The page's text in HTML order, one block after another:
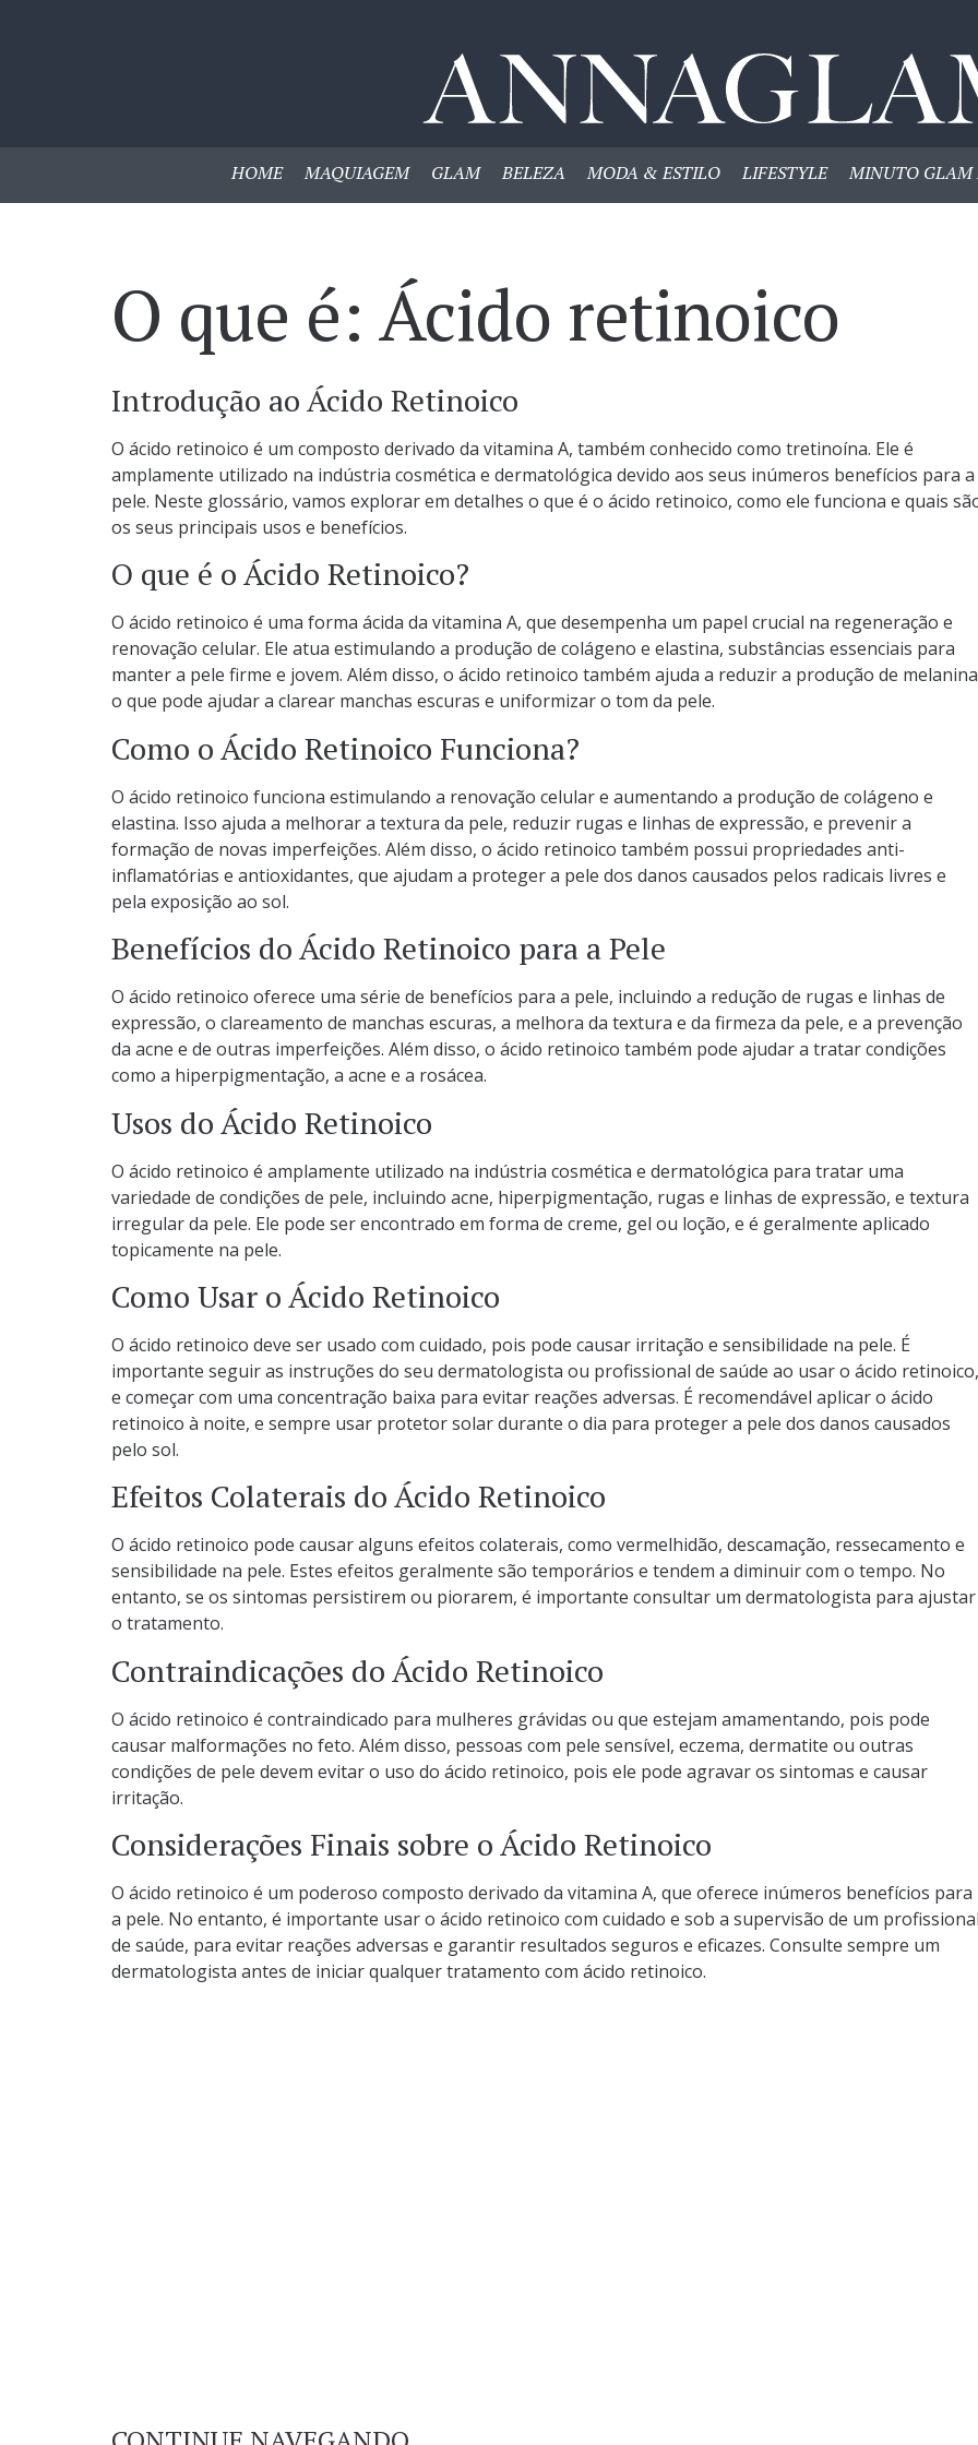
HOME MAQUIAGEM GLAM BELEZA MODA & ESTILO LIFESTYLE MINUTO GLAM
O que é: Ácido retinoico
Introdução ao Ácido Retinoico
O ácido retinoico é um composto derivado da vitamina A, também conhecido como tretinoína. Ele é
amplamente utilizado na indústria cosmética e dermatológica devido aos seus inúmeros benefícios para a
pele. Neste glossário, vamos explorar em detalhes o que é o ácido retinoico, como ele funciona e quais
os seus principais usos e benefícios.
O que é o Ácido Retinoico?
O ácido retinoico é uma forma ácida da vitamina A, que desempenha um papel crucial na regeneração e
renovação celular. Ele atua estimulando a produção de colágeno e elastina, substâncias essenciais para
manter a pele firme e jovem. Além disso, o ácido retinoico também ajuda a reduzir a produção de
o que pode ajudar a clarear manchas escuras e uniformizar o tom da pele.
Como o Ácido Retinoico Funciona?
O ácido retinoico funciona estimulando a renovação celular e aumentando a produção de colágeno e
elastina. Isso ajuda a melhorar a textura da pele, reduzir rugas e linhas de expressão, e prevenir a
formação de novas imperfeições. Além disso, o ácido retinoico também possui propriedades anti-
inflamatórias e antioxidantes, que ajudam a proteger a pele dos danos causados pelos radicais livres e
pela exposição ao sol.
Benefícios do Ácido Retinoico para a Pele
O ácido retinoico oferece uma série de benefícios para a pele, incluindo a redução de rugas e linhas de
expressão, o clareamento de manchas escuras, a melhora da textura e da firmeza da pele, e a prevenção
da acne e de outras imperfeições. Além disso, o ácido retinoico também pode ajudar a tratar condições
como a hiperpigmentação, a acne e a rosácea.
Usos do Ácido Retinoico
O ácido retinoico é amplamente utilizado na indústria cosmética e dermatológica para tratar uma
variedade de condições de pele, incluindo acne, hiperpigmentação, rugas e linhas de expressão, e textura
irregular da pele. Ele pode ser encontrado em forma de creme, gel ou loção, e é geralmente aplicado
topicamente na pele.
Como Usar o Ácido Retinoico
O ácido retinoico deve ser usado com cuidado, pois pode causar irritação e sensibilidade na pele. É
importante seguir as instruções do seu dermatologista ou profissional de saúde ao usar o ácido retinoico,
e começar com uma concentração baixa para evitar reações adversas. É recomendável aplicar o ácido
retinoico à noite, e sempre usar protetor solar durante o dia para proteger a pele dos danos causados
pelo sol.
Efeitos Colaterais do Ácido Retinoico
O ácido retinoico pode causar alguns efeitos colaterais, como vermelhidão, descamação, ressecamento e
sensibilidade na pele. Estes efeitos geralmente são temporários e tendem a diminuir com o tempo. No
entanto, se os sintomas persistirem ou piorarem, é importante consultar um dermatologista para ajustar
o tratamento.
Contraindicações do Ácido Retinoico
O ácido retinoico é contraindicado para mulheres grávidas ou que estejam amamentando, pois pode
causar malformações no feto. Além disso, pessoas com pele sensível, eczema, dermatite ou outras
condições de pele devem evitar o uso do ácido retinoico, pois ele pode agravar os sintomas e causar
irritação.
Considerações Finais sobre o Ácido Retinoico
O ácido retinoico é um poderoso composto derivado da vitamina A, que oferece inúmeros benefícios para
a pele. No entanto, é importante usar o ácido retinoico com cuidado e sob a supervisão de um
de saúde, para evitar reações adversas e garantir resultados seguros e eficazes. Consulte sempre um
dermatologista antes de iniciar qualquer tratamento com ácido retinoico.